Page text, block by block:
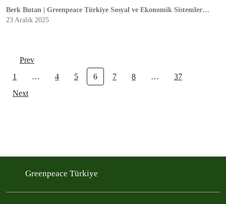
Berk Butan | Greenpeace Türkiye Sosyal ve Ekonomik Sistemler
Kampanya Sorumlusu
23 Aralık 2025
Prev
1
… 4 5 6 7 8 …
37
Next
Greenpeace Türkiye